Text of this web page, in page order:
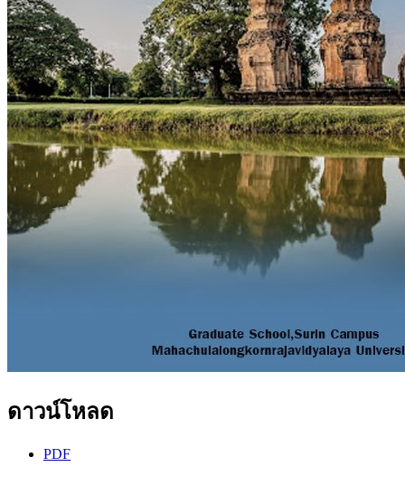
ดาวน์โหลด
PDF